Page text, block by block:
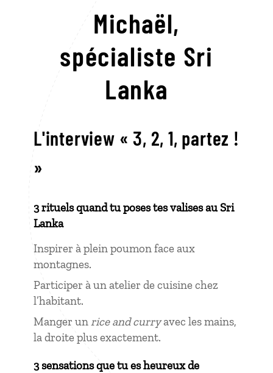
Michaël,
spécialiste Sri
Lanka
L'interview « 3, 2, 1, partez !
»
3 rituels quand tu poses tes valises au Sri
Lanka
Inspirer à plein poumon face aux
montagnes.
Participer à un atelier de cuisine chez
l’habitant.
Manger unrice and curryavec les mains,
la droite plus exactement.
3 sensations que tu es heureux de